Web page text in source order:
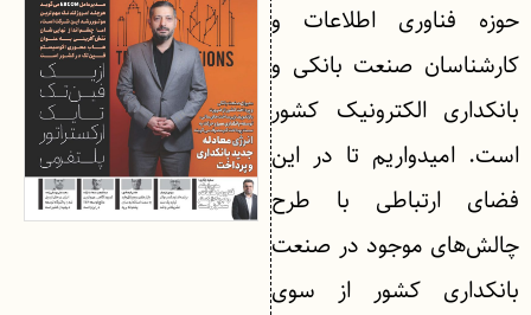
حوزه فناوری اطلاعات و
کارشناسان صنعت بانکی و
بانکداری الکترونیک کشور
است. امیدواریم تا در این
فضای ارتباطی با طرح
چالش‌های موجود در صنعت
بانکداری کشور از سوی